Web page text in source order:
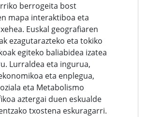
berrogeita bost
mapa interaktiboa eta
Euskal geografiaren
ezagutarazteko eta tokiko
egiteko baliabidea izatea
Lurraldea eta ingurua,
eta enplegua,
eta Metabolismo
aztergai duen eskualde
txostena eskuragarri.